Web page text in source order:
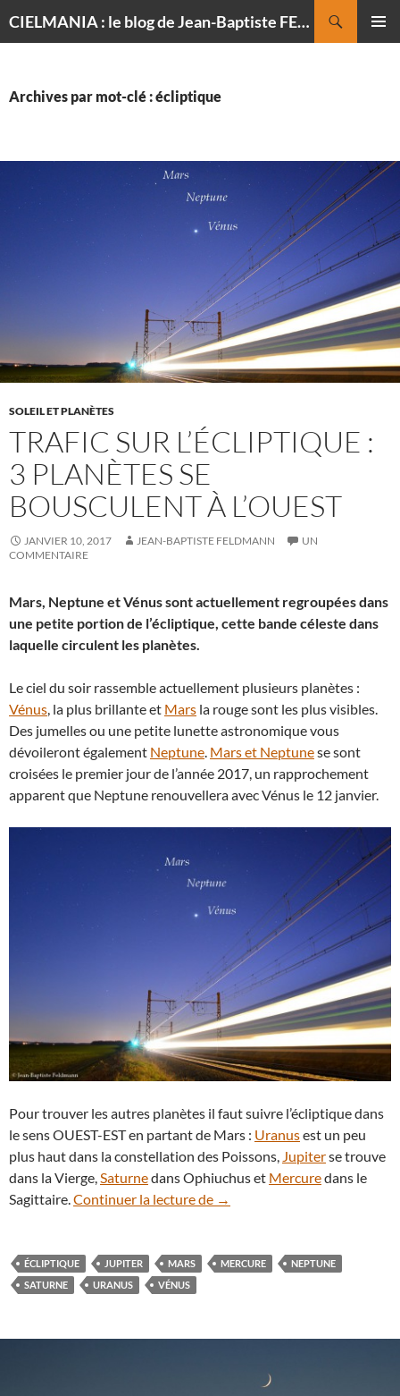
CIELMANIA : le blog de Jean-Baptiste FELDMANN, photographe du ciel
Archives par mot-clé : écliptique
SOLEIL ET PLANÈTES
TRAFIC SUR L’ÉCLIPTIQUE :
3 PLANÈTES SE
BOUSCULENT À L’OUEST
JANVIER 10, 2017 JEAN-BAPTISTE FELDMANN
UN
COMMENTAIRE
Mars, Neptune et Vénus sont actuellement regroupées dans
une petite portion de l’écliptique, cette bande céleste dans
laquelle circulent les planètes.
Le ciel du soir rassemble actuellement plusieurs planètes :
Vénus, la plus brillante et Mars la rouge sont les plus visibles.
Des jumelles ou une petite lunette astronomique vous
dévoileront également Neptune. Mars et Neptunese sont
croisées le premier jour de l’année 2017, un rapprochement
apparent que Neptune renouvellera avec Vénus le 12 janvier.
Pour trouver les autres planètes il faut suivre l’écliptique dans
le sens OUEST-EST en partant de Mars : Uranusest un peu
plus haut dans la constellation des Poissons, Jupiterse trouve
dans la Vierge,Saturnedans Ophiuchus et Mercuredans le
Sagittaire.Continuer la lecture de Trafic sur l’écliptique : 3
→
ÉCLIPTIQUE JUPITER MARS MERCURE
NEPTUNE
SATURNE
URANUS VÉNUS